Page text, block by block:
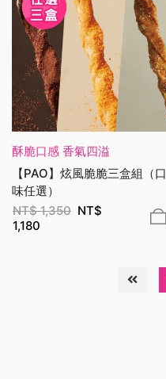
酥脆口感 香氣四溢
【PAO】炫風脆脆三盒組（口
味任選）
NT$1,350 NT$
1,180